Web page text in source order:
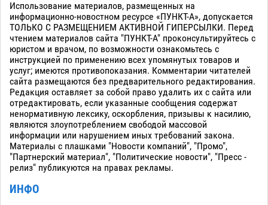
Использование материалов, размещенных на
информационно-новостном ресурсе «ПУНКТ-А», допускается
ТОЛЬКО С РАЗМЕЩЕНИЕМ АКТИВНОЙ ГИПЕРСЫЛКИ. Перед
чтением материалов сайта "ПУНКТ-А" проконсультируйтесь с
юристом и врачом, по возможности ознакомьтесь с
инструкцией по применению всех упомянутых товаров и
услуг; имеются противопоказания. Комментарии читателей
сайта размещаются без предварительного редактирования.
Редакция оставляет за собой право удалить их с сайта или
отредактировать, если указанные сообщения содержат
ненормативную лексику, оскорбления, призывы к насилию,
являются злоупотреблением свободой массовой
информации или нарушением иных требований закона.
Материалы с плашками "Новости компаний", "Промо",
"Партнерский материал", "Политические новости", "Пресс -
релиз" публикуются на правах рекламы.
ИНФО